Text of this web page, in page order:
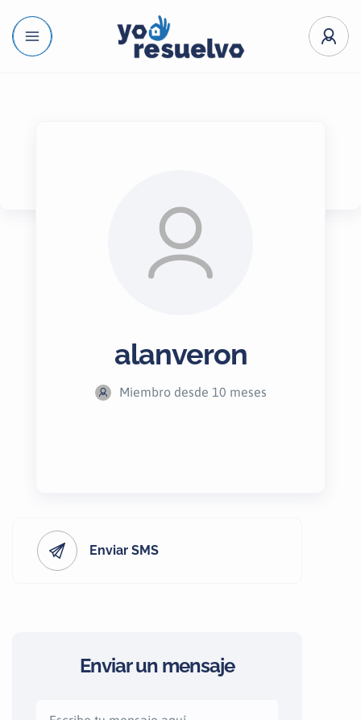
alanveron
Miembro desde 10 meses
Enviar SMS
Enviar un mensaje